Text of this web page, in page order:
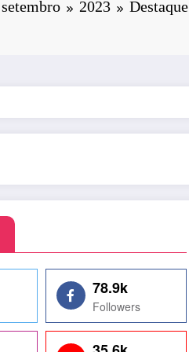
setembro 2023 Destaque
78.9k
Followers